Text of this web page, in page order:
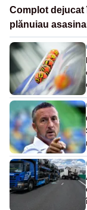
Complot dejucat
plănuiau